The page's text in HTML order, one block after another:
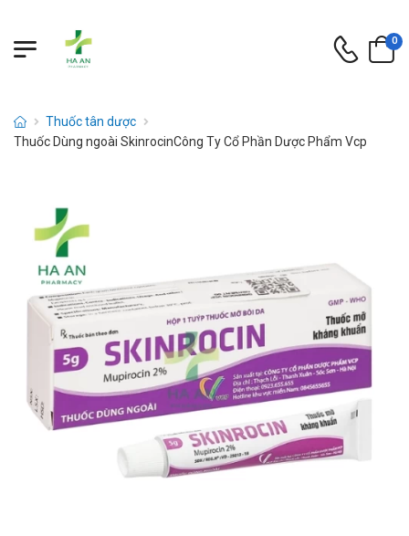
0
Thuốc tân dược
Thuốc Dùng ngoài SkinrocinCông Ty Cổ Phần Dược Phẩm Vcp